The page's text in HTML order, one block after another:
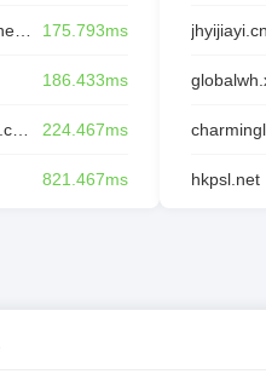
175.793ms
186.433ms
224.467ms
821.467ms hkpsl.net